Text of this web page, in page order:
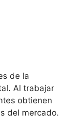
de la
Al trabajar
obtienen
del mercado.